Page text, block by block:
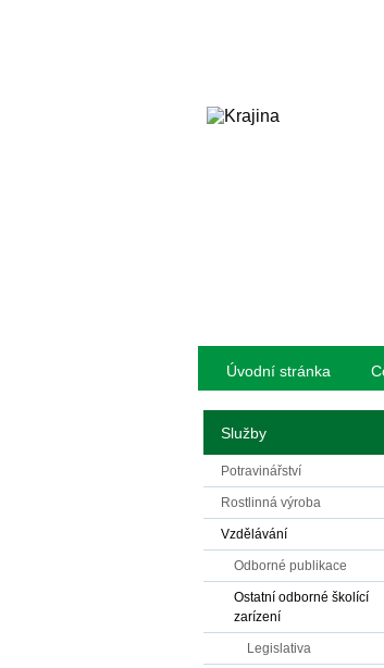
Úvodní stránka
Služby
Potravinářství
Rostlinná výroba
Vzdělávání
Odborné publikace
Ostatní odborné školící
zarízení
Legislativa